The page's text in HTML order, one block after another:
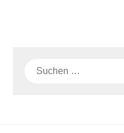
Suche